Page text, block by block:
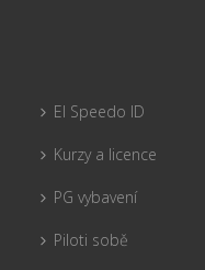
El Speedo ID
Kurzy a licence
PG vybavení
Piloti sobě